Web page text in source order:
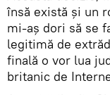
însă există și un
mi-aș dori să se
legitimă de
finală o vor lua
britanic de